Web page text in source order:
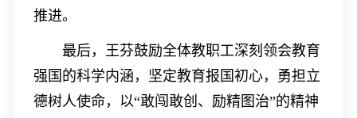
推进。
最后，王芬鼓励全体教职工深刻领会教育
强国的科学内涵，坚定教育报国初心，勇担立
德树人使命，以“敢闯敢创、励精图治”的精神